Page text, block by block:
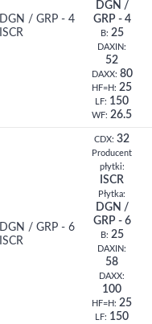
DGN / GRP - 4
ISCR
DGN /
GRP - 4
B: 25
DAXIN:
52
DAXX: 80
HF=H: 25
LF: 150
WF: 26.5
DGN / GRP - 6
ISCR
CDX: 32
Producent
płytki:
ISCR
Płytka:
DGN /
GRP - 6
B: 25
DAXIN:
58
DAXX:
100
HF=H: 25
LF: 150